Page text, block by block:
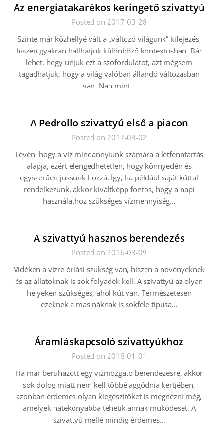
Az energiatakarékos keringető szivattyú
Posted on 2017-03-28
Szinte már közhellyé vált a „változó világunk” kifejezés,
hiszen gyakran hallhatjuk különböző kontextusban. Bár
lehet, hogy unjuk ezt a szófordulatot, azt mégsem
tagadhatjuk, hogy a világ valóban állandó változásban
van. Nap mint…
A Pedrollo szivattyú első a piacon
Posted on 2017-03-02
Lévén, hogy a víz mindannyiunk számára a létfenntartás
alapja, ezért elengedhetetlen, hogy könnyedén és
egyszerűen jussunk hozzá. Így, ha például saját kúttal
rendelkezünk, akkor kiváltképp fontos, hogy a napi
használathoz szükséges vízmennyiség…
A szivattyú hasznos berendezés
Posted on 2016-03-09
Vidéken a vízre óriási szükség van, hiszen a növényeknek
és az állatoknak is sok folyadék kell. A szivattyú az olyan
helyeken szükséges, ahol kút van. Természetesen
ezeknek a masináknak is sokféle típusa…
Áramláskapcsoló szivattyúkhoz
Posted on 2016-01-01
Ha már beruházott egy vízmozgató berendezésre, akkor
sok dolog miatt nem kell többé aggódnia kertjében,
azonban érdemes olyan kiegészítőket is megnézni még,
amelyek hatékonyabbá tehetik annak működését. A
szivattyú mellé mindig érdemes…